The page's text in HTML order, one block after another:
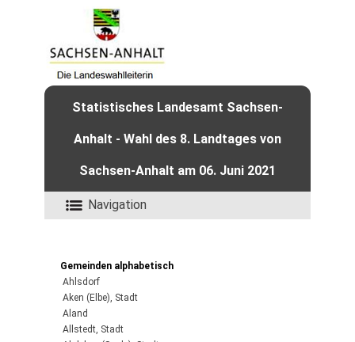
Statistisches Landesamt Sachsen-
Anhalt - Wahl des 8. Landtages von
Sachsen-Anhalt am 06. Juni 2021
Navigation
Gemeinden alphabetisch
Ahlsdorf
Aken (Elbe), Stadt
Aland
Allstedt, Stadt